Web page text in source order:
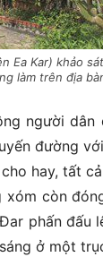
Ea Kar) khảo
làm trên địa
người dân
đường
hay, tất
còn
phấn đấu
ở một